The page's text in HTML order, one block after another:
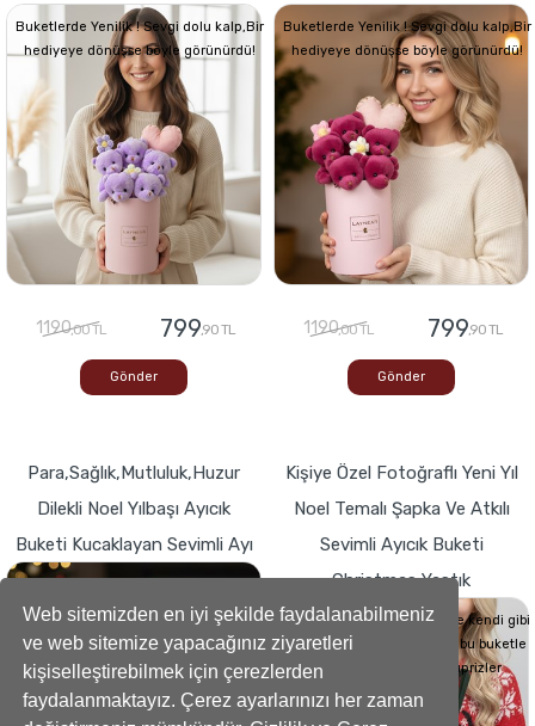
Web sitemizden en iyi şekilde faydalanabilmeniz
ve web sitemize yapacağınız ziyaretleri
kişiselleştirebilmek için çerezlerden
faydalanmaktayız. Çerez ayarlarınızı her zaman
Buketlerde Yenilik ! Sevgi dolu kalp,Bir
hediyeye dönüşse böyle görünürdü!
1190,00 TL 799,90 TL
Gönder
Buketlerde Yenilik ! Sevgi dolu kalp,Bir
hediyeye dönüşse böyle görünürdü!
1190,00 TL 799,90 TL
Gönder
Para,Sağlık,Mutluluk,Huzur
Dilekli Noel Yılbaşı Ayıcık
Buketi Kucaklayan Sevimli Ayı
hediyeye dönüşse böyle görünürdü!
Kişiye Özel Fotoğraflı Yeni Yıl
Noel Temalı Şapka Ve Atkılı
Sevimli Ayıcık Buketi
Christmas Yastık
Sevdiklerinizin Kalplerini de kendi gibi
yumuşacık hale getirecek bu buketle
sevdiklerinize küçük süprizler